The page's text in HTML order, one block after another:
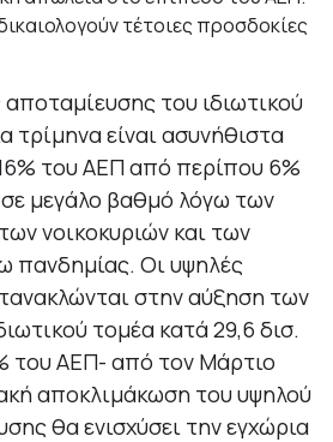
τέτοιες προσδοκίες
του ιδιωτικού
τρίμηνα είναι ασυνήθιστα
του ΑΕΠ από περίπου 6%
μεγάλο βαθμό λόγω των
νοικοκυριών και των
πανδημίας. Οι υψηλές
στην αύξηση των
τομέα κατά 29,6 δισ.
του ΑΕΠ- από τον Μάρτιο
αποκλιμάκωση του υψηλού
θα ενισχύσει την εγχώρια